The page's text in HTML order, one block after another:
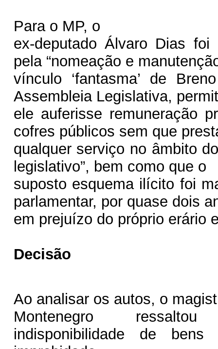
Para o MP, o
ex-deputado Álvaro Dias foi
pela “nomeação e
vínculo ‘fantasma’ de
Assembleia Legislativa,
ele auferisse remuneração
cofres públicos sem que
qualquer serviço no âmbito
legislativo”, bem como que o
suposto esquema ilícito foi
parlamentar, por quase dois
em prejuízo do próprio erário
Decisão
Ao analisar os autos, o
Montenegro
indisponibilidade de